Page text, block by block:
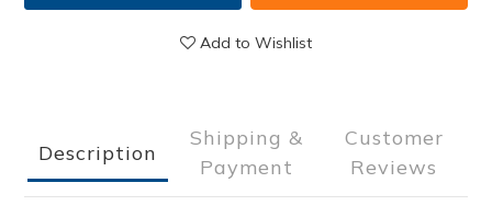
Add to Wishlist
Description
Shipping &
Payment
Customer
Reviews